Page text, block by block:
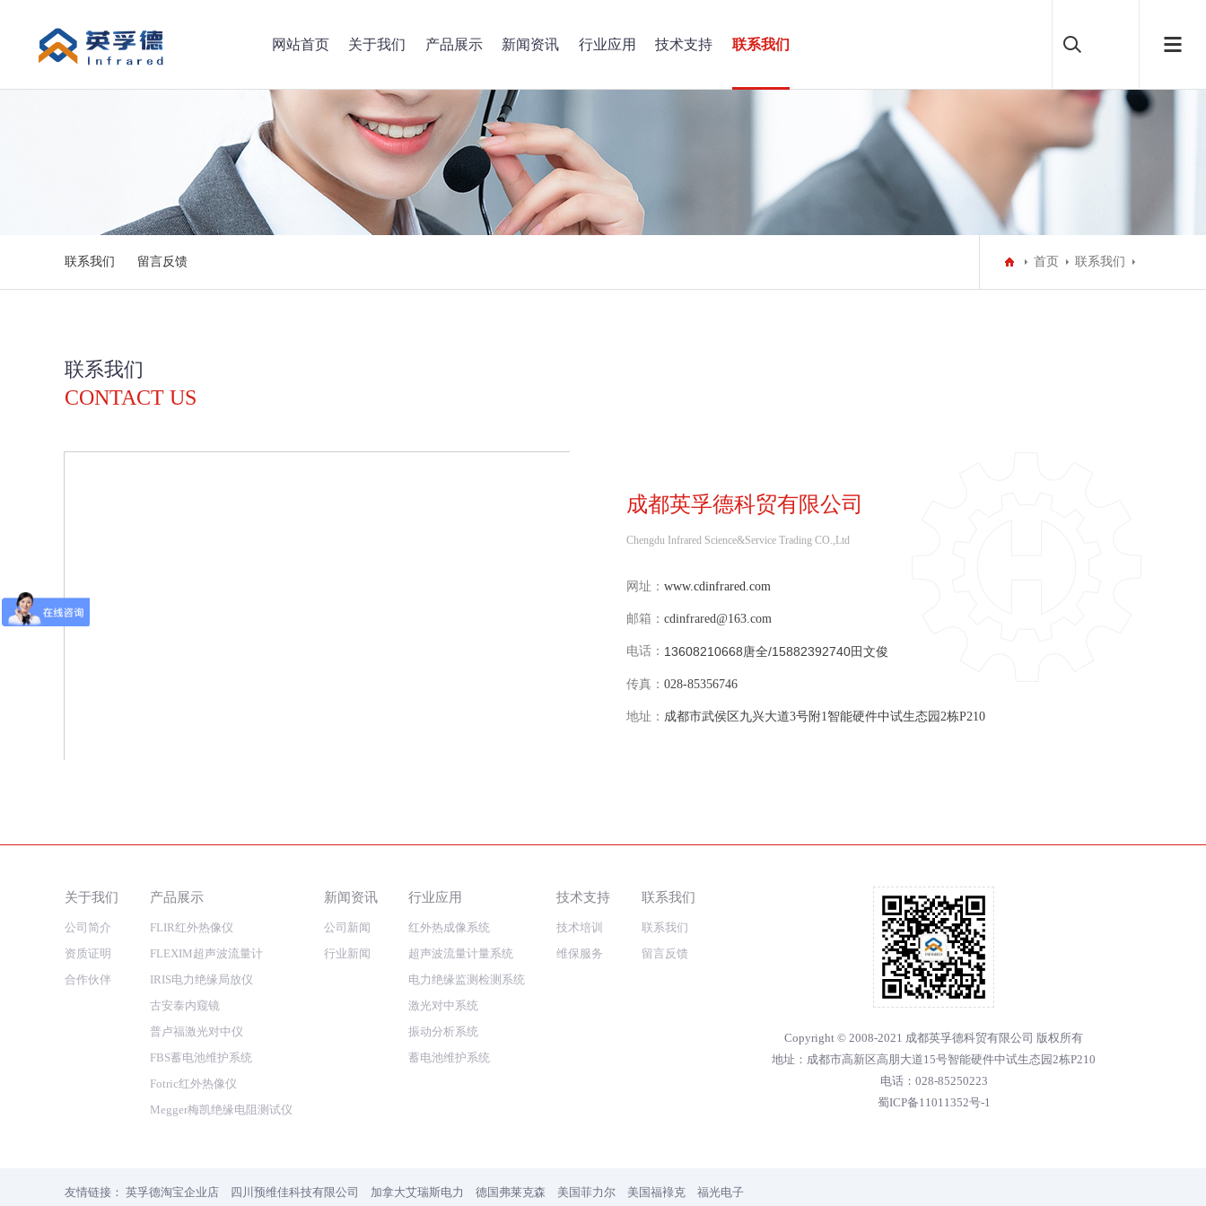
网站首页 关于我们 产品展示 新闻资讯 行业应用 技术支持 联系我们
联系我们 留言反馈 首页 联系我们
联系我们
CONTACT US
成都英孚德科贸有限公司
Chengdu Infrared Science&Service Trading CO.,Ltd
网址： www.cdinfrared.com
邮箱： cdinfrared@163.com
电话： 13608210668唐全/15882392740田文俊
传真： 028-85356746
地址： 成都市武侯区九兴大道3号附1智能硬件中试生态园2栋P210
关于我们
公司简介
资质证明
合作伙伴
产品展示
FLIR红外热像仪
FLEXIM超声波流量计
IRIS电力绝缘局放仪
古安泰内窥镜
普卢福激光对中仪
FBS蓄电池维护系统
Fotric红外热像仪
Megger梅凯绝缘电阻测试仪
新闻资讯
公司新闻
行业新闻
行业应用
红外热成像系统
超声波流量计量系统
电力绝缘监测检测系统
激光对中系统
振动分析系统
蓄电池维护系统
技术支持
技术培训
维保服务
联系我们
联系我们
留言反馈
Copyright © 2008-2021 成都英孚德科贸有限公司 版权所有
地址：成都市高新区高朋大道15号智能硬件中试生态园2栋P210
电话：028-85250223
蜀ICP备11011352号-1
友情链接： 英孚德淘宝企业店 四川预维佳科技有限公司 加拿大艾瑞斯电力 德国弗莱克森 美国菲力尔 美国福䘵克 福光电子